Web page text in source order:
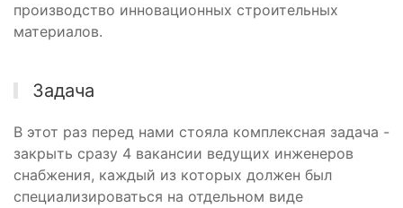
производство инновационных строительных
материалов.
Задача
В этот раз перед нами стояла комплексная задача -
закрыть сразу 4 вакансии ведущих инженеров
снабжения, каждый из которых должен был
специализироваться на отдельном виде